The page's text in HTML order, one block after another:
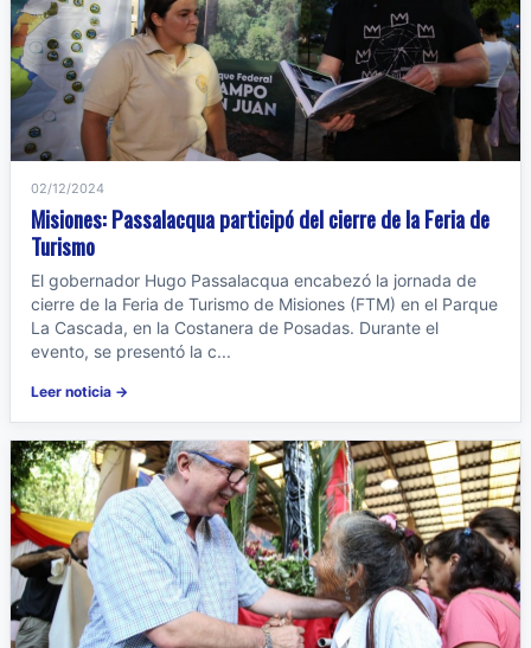
02/12/2024
Misiones: Passalacqua participó del cierre de la Feria de
Turismo
El gobernador Hugo Passalacqua encabezó la jornada de
cierre de la Feria de Turismo de Misiones (FTM) en el Parque
La Cascada, en la Costanera de Posadas. Durante el
evento, se presentó la c...
Leer noticia →